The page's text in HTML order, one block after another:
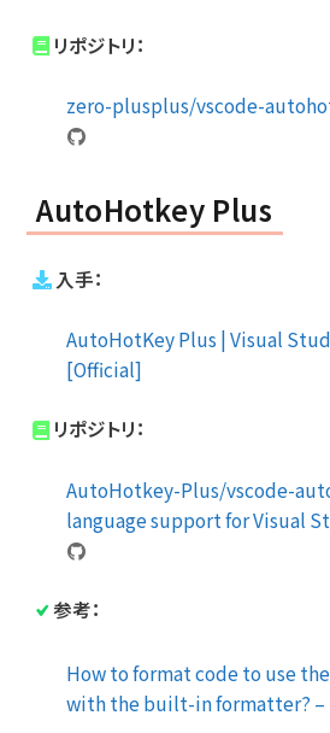
リポジトリ：
zero-plusplus/vscode-
AutoHotkey Plus
入手：
AutoHotKey Plus | Visual
[Official]
リポジトリ：
AutoHotkey-Plus/vscode-
language support for Visual
参考：
How to format code to use
with the built-in formatter? –